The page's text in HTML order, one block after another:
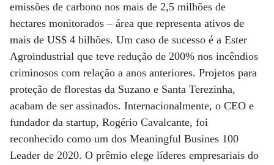
emissões de carbono nos mais de 2,5 milhões de
hectares monitorados – área que representa ativos de
mais de US$ 4 bilhões. Um caso de sucesso é a Ester
Agroindustrial que teve redução de 200% nos incêndios
criminosos com relação a anos anteriores. Projetos para
proteção de florestas da Suzano e Santa Terezinha,
acabam de ser assinados. Internacionalmente, o CEO e
fundador da startup, Rogério Cavalcante, foi
reconhecido como um dos Meaningful Busines 100
Leader de 2020. O prêmio elege líderes empresariais do